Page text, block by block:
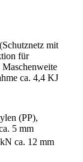
mit
für
ca. 4,4 KJ
(PP),
5 mm
ca. 12 mm